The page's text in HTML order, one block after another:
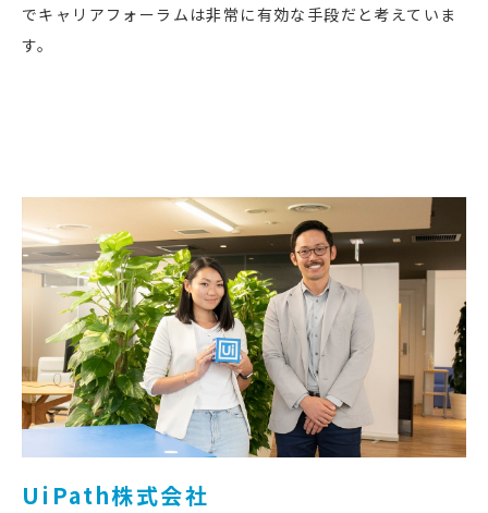
でキャリアフォーラムは非常に有効な手段だと考えていま
す。
UiPath株式会社